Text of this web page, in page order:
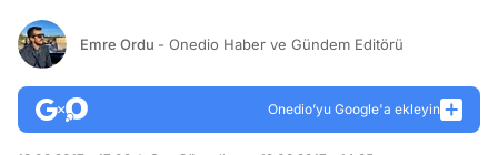
Emre Ordu - Onedio Haber ve Gündem Editörü
Onedio’yu Google'a ekleyin